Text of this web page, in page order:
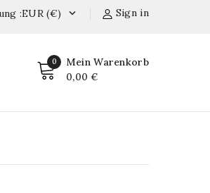
Sign in
:EUR (€) 
0 Mein Warenkorb
0,00 €